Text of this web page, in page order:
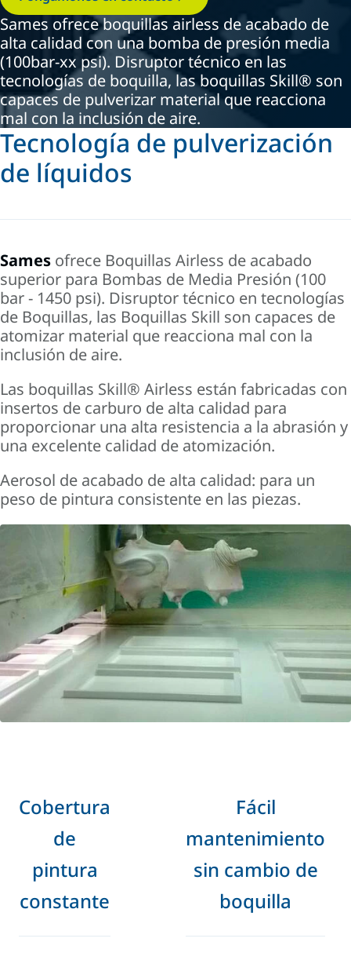
Sames ofrece boquillas airless de acabado de
alta calidad con una bomba de presión media
(100bar-xx psi). Disruptor técnico en las
tecnologías de boquilla, las boquillas Skill® son
capaces de pulverizar material que reacciona
mal con la inclusión de aire.
Tecnología de pulverización
de líquidos
Sames ofrece Boquillas Airless de acabado
superior para Bombas de Media Presión (100
bar - 1450 psi). Disruptor técnico en tecnologías
de Boquillas, las Boquillas Skill son capaces de
atomizar material que reacciona mal con la
inclusión de aire.
Las boquillas Skill® Airless están fabricadas con
insertos de carburo de alta calidad para
proporcionar una alta resistencia a la abrasión y
una excelente calidad de atomización.
Aerosol de acabado de alta calidad: para un
peso de pintura consistente en las piezas.
Cobertura
de
pintura
constante
Fácil
mantenimiento
sin cambio de
boquilla